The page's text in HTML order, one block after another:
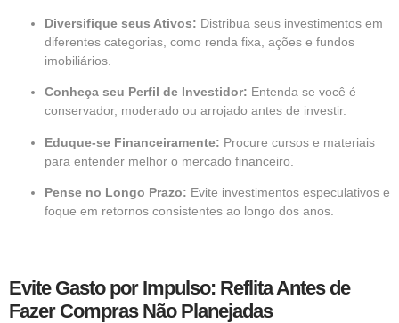
Diversifique seus Ativos: Distribua seus investimentos em
diferentes categorias, como renda fixa, ações e fundos
imobiliários.
Conheça seu Perfil de Investidor: Entenda se você é
conservador, moderado ou arrojado antes de investir.
Eduque-se Financeiramente: Procure cursos e materiais
para entender melhor o mercado financeiro.
Pense no Longo Prazo: Evite investimentos especulativos e
foque em retornos consistentes ao longo dos anos.
Evite Gasto por Impulso: Reflita Antes de
Fazer Compras Não Planejadas